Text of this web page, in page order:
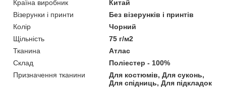
Країна виробник
Китай
Візерунки і принти
Без візерунків і принтів
Колір
Чорний
Щільність
75 г/м2
Тканина
Атлас
Склад
Поліестер - 100%
Призначення тканини
Для костюмів, Для суконь,
Для спідниць, Для підкладок